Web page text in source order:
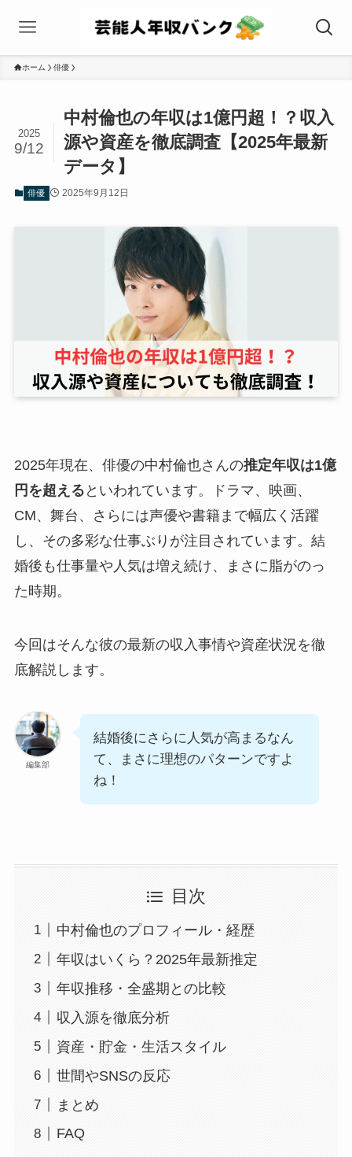
ホーム 俳優
中村倫也の年収は1億円超！？収入
源や資産を徹底調査【2025年最新
データ】
2025
9/12
俳優 2025年9月12日
2025年現在、俳優の中村倫也さんの推定年収は1億
円を超える といわれています。ドラマ、映画、
CM、舞台、さらには声優や書籍まで幅広く活躍
し、その多彩な仕事ぶりが注目されています。結
婚後も仕事量や人気は増え続け、まさに脂がのっ
た時期。
今回はそんな彼の最新の収入事情や資産状況を徹
底解説します。
編集部
結婚後にさらに人気が高まるなん
て、まさに理想のパターンですよ
ね！
目次
中村倫也のプロフィール・経歴
年収はいくら？2025年最新推定
年収推移・全盛期との比較
収入源を徹底分析
資産・貯金・生活スタイル
世間やSNSの反応
まとめ
FAQ